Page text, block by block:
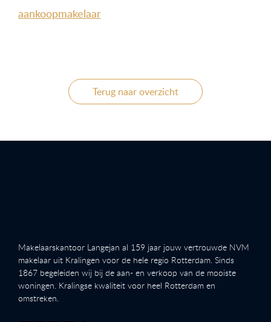
aankoopmakelaar
Terug naar overzicht
Makelaarskantoor Langejan al 159 jaar jouw vertrouwde NVM
makelaar uit Kralingen voor de hele regio Rotterdam. Sinds
1867 begeleiden wij bij de aan- en verkoop van de mooiste
woningen. Kralingse kwaliteit voor heel Rotterdam en
omstreken.